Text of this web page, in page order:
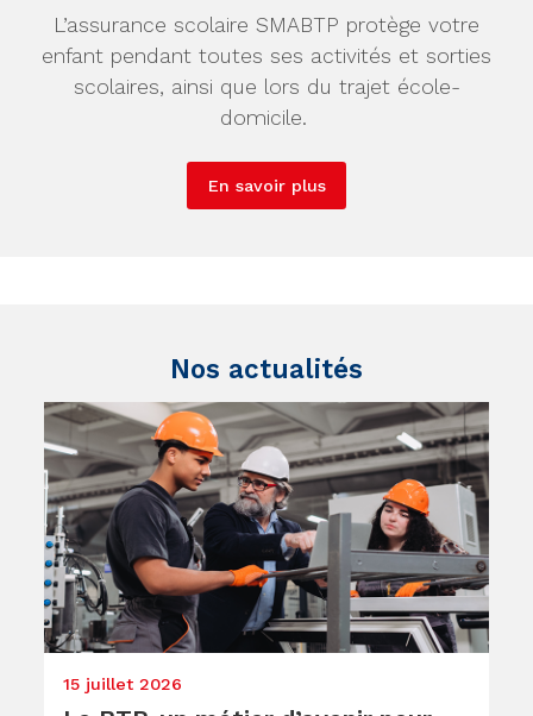
L’assurance scolaire SMABTP protège votre
enfant pendant toutes ses activités et sorties
scolaires, ainsi que lors du trajet école-
domicile.
En savoir plus
Nos actualités
15 juillet 2026